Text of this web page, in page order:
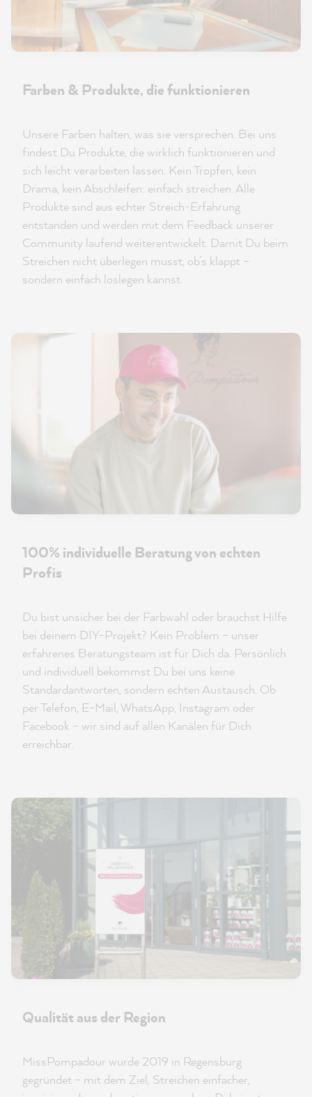
Farben & Produkte, die funktionieren
Unsere Farben halten, was sie versprechen. Bei uns
findest Du Produkte, die wirklich funktionieren und
sich leicht verarbeiten lassen. Kein Tropfen, kein
Drama, kein Abschleifen: einfach streichen. Alle
Produkte sind aus echter Streich-Erfahrung
entstanden und werden mit dem Feedback unserer
Community laufend weiterentwickelt. Damit Du beim
Streichen nicht überlegen musst, ob’s klappt –
sondern einfach loslegen kannst.
100% individuelle Beratung von echten
Profis
Du bist unsicher bei der Farbwahl oder brauchst Hilfe
bei deinem DIY-Projekt? Kein Problem – unser
erfahrenes Beratungsteam ist für Dich da. Persönlich
und individuell bekommst Du bei uns keine
Standardantworten, sondern echten Austausch. Ob
per Telefon, E-Mail, WhatsApp, Instagram oder
Facebook – wir sind auf allen Kanälen für Dich
erreichbar.
Qualität aus der Region
MissPompadour wurde 2019 in Regensburg
gegründet – mit dem Ziel, Streichen einfacher,